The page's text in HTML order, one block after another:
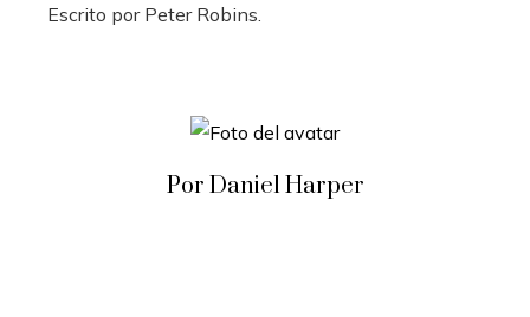
Escrito por Peter Robins
Por Daniel Harper